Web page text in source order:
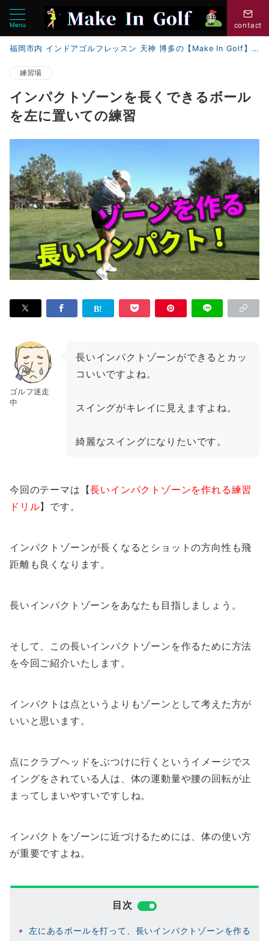
Menu contact
福岡市内 インドアゴルフレッスン 天神 博多の【Make In Golf】
練習場
インパクトゾーンを長くできるボール
を左に置いての練習
ゴルフ迷走
中
長いインパクトゾーンができるとカッ
コいいですよね。
スイングがキレイに見えますよね。
綺麗なスイングになりたいです。
今回のテーマは【長いインパクトゾーンを作れる練習
ドリル】です。
インパクトゾーンが長くなるとショットの方向性も飛
距離も良くなります。
長いインパクトゾーンをあなたも目指しましょう。
そして、この長いインパクトゾーンを作るために方法
を今回ご紹介いたします。
インパクトは点というよりもゾーンとして考えた方が
いいと思います。
点にクラブヘッドをぶつけに行くというイメージでス
イングをされている人は、体の運動量や腰の回転が止
まってしまいやすいですしね。
インパクトをゾーンに近づけるためには、体の使い方
が重要ですよね。
目次
左にあるボールを打って、長いインパクトゾーンを作る